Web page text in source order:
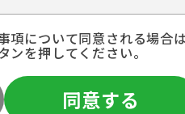
項について同意される場合
ンを押してください。
同意する